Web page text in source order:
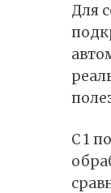
Для
С 1